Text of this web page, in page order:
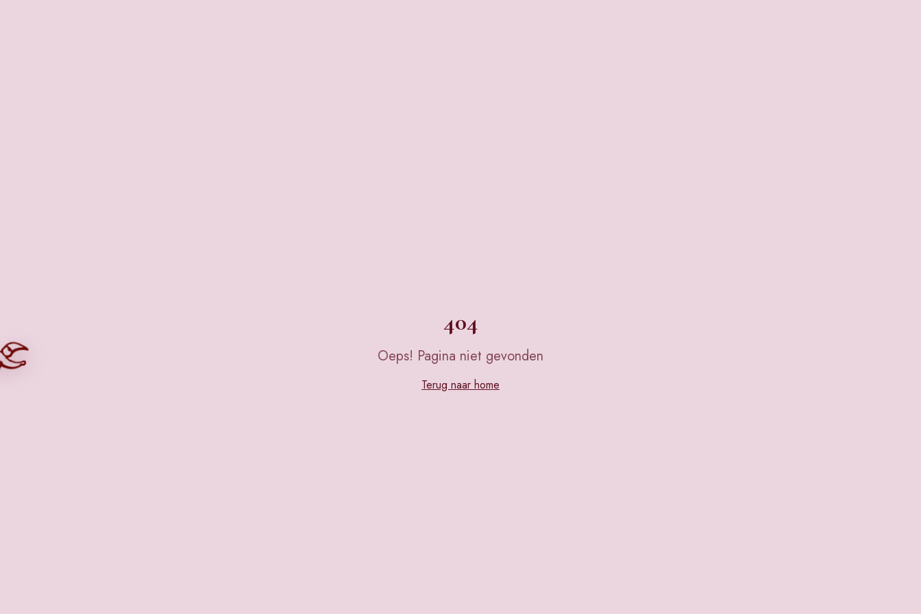
404
Oeps! Pagina niet gevonden
Terug naar home